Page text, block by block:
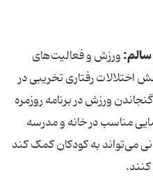
ورزش و فعالیت‌های
رفتاری تخریبی در
ورزش در برنامه روزمره
مناسب در خانه و مدرسه
می‌تواند به کودکان کمک کند